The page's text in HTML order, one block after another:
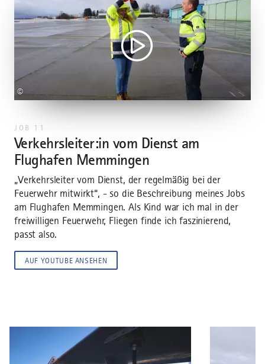
©
Um diesen Inhalt sehen zu können, musst Du unseren
Cookies zustimmen.
COOKIE-EINWILLIGUNG ÄNDERN
JOB 11
Verkehrsleiter:in vom Dienst am
Flughafen Memmingen
„Verkehrsleiter vom Dienst, der regelmäßig bei der
Feuerwehr mitwirkt“, - so die Beschreibung meines Jobs
am Flughafen Memmingen. Als Kind war ich mal in der
freiwilligen Feuerwehr, Fliegen finde ich faszinierend,
passt also.
AUF YOUTUBE ANSEHEN